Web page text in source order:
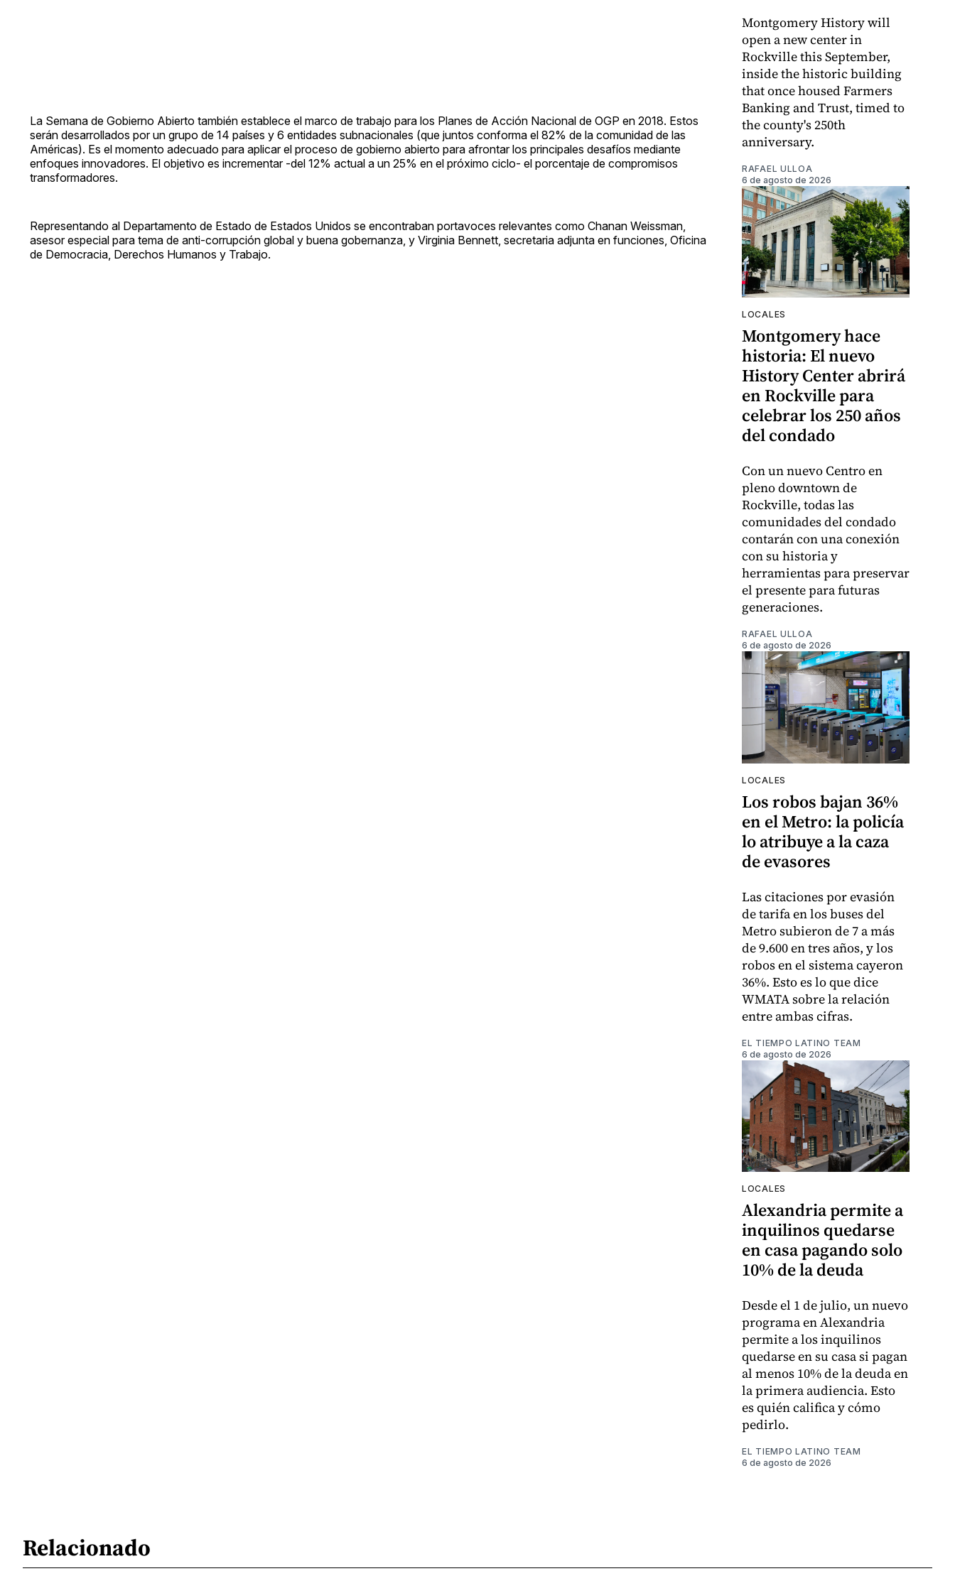
La Semana de Gobierno Abierto también establece el marco de trabajo para los Planes de Acción Nacional de OGP en 2018. Estos
serán desarrollados por un grupo de 14 países y 6 entidades subnacionales (que juntos conforma el 82% de la comunidad de las
Américas). Es el momento adecuado para aplicar el proceso de gobierno abierto para afrontar los principales desafíos mediante
enfoques innovadores. El objetivo es incrementar -del 12% actual a un 25% en el próximo ciclo- el porcentaje de compromisos
transformadores.
Representando al Departamento de Estado de Estados Unidos se encontraban portavoces relevantes como Chanan Weissman,
asesor especial para tema de anti-corrupción global y buena gobernanza, y Virginia Bennett, secretaria adjunta en funciones, Oficina
de Democracia, Derechos Humanos y Trabajo.
Montgomery History will
open a new center in
Rockville this September,
inside the historic building
that once housed Farmers
Banking and Trust, timed to
the county's 250th
anniversary.
RAFAEL ULLOA
6 de agosto de 2026
LOCALES
Montgomery hace
historia: El nuevo
History Center abrirá
en Rockville para
celebrar los 250 años
del condado
Con un nuevo Centro en
pleno downtown de
Rockville, todas las
comunidades del condado
contarán con una conexión
con su historia y
herramientas para preservar
el presente para futuras
generaciones.
RAFAEL ULLOA
6 de agosto de 2026
LOCALES
Los robos bajan 36%
en el Metro: la policía
lo atribuye a la caza
de evasores
Las citaciones por evasión
de tarifa en los buses del
Metro subieron de 7 a más
de 9.600 en tres años, y los
robos en el sistema cayeron
36%. Esto es lo que dice
WMATA sobre la relación
entre ambas cifras.
EL TIEMPO LATINO TEAM
6 de agosto de 2026
LOCALES
Alexandria permite a
inquilinos quedarse
en casa pagando solo
10% de la deuda
Desde el 1 de julio, un nuevo
programa en Alexandria
permite a los inquilinos
quedarse en su casa si pagan
al menos 10% de la deuda en
la primera audiencia. Esto
es quién califica y cómo
pedirlo.
EL TIEMPO LATINO TEAM
6 de agosto de 2026
Relacionado